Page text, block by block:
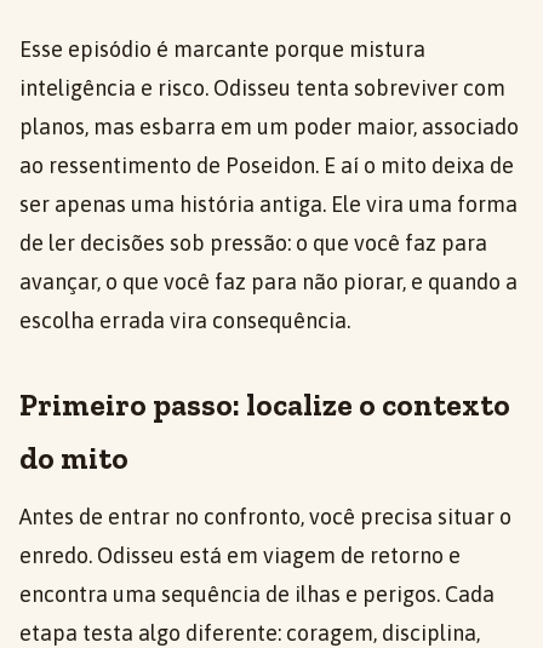
Esse episódio é marcante porque mistura
inteligência e risco. Odisseu tenta sobreviver com
planos, mas esbarra em um poder maior, associado
ao ressentimento de Poseidon. E aí o mito deixa de
ser apenas uma história antiga. Ele vira uma forma
de ler decisões sob pressão: o que você faz para
avançar, o que você faz para não piorar, e quando a
escolha errada vira consequência.
Primeiro passo: localize o contexto
do mito
Antes de entrar no confronto, você precisa situar o
enredo. Odisseu está em viagem de retorno e
encontra uma sequência de ilhas e perigos. Cada
etapa testa algo diferente: coragem, disciplina,